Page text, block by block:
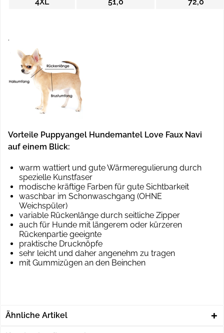
.
Vorteile Puppyangel Hundemantel Love Faux Navi
auf einem Blick:
warm wattiert und gute Wärmeregulierung durch
spezielle Kunstfaser
modische kräftige Farben für gute Sichtbarkeit
waschbar im Schonwaschgang (OHNE
Weichspüler)
variable Rückenlänge durch seitliche Zipper
auch für Hunde mit längerem oder kürzeren
Rückenpartie geeignte
praktische Drucknöpfe
sehr leicht und daher angenehm zu tragen
mit Gummizügen an den Beinchen
Ähnliche Artikel